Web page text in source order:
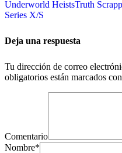
Underworld HeistsTruth
Series X/S
Deja una respuesta
Tu dirección de correo
obligatorios están marcados con
Comentario
Nombre*